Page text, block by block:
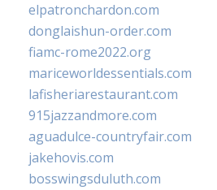
elpatronchardon.com
donglaishun-order.com
fiamc-rome2022.org
mariceworldessentials.com
lafisheriarestaurant.com
915jazzandmore.com
aguadulce-countryfair.com
jakehovis.com
bosswingsduluth.com